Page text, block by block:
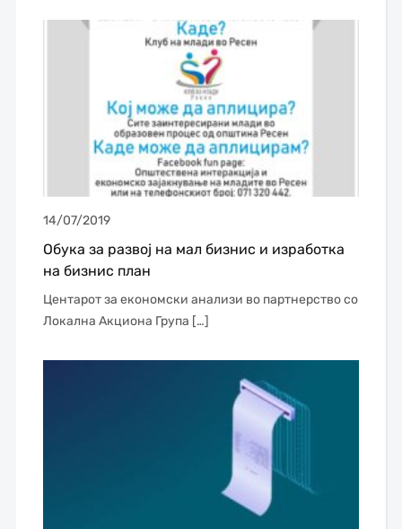
14/07/2019
Обука за развој на мал бизнис и изработка
на бизнис план
Центарот за економски анализи во партнерство со
Локална Акциона Група […]